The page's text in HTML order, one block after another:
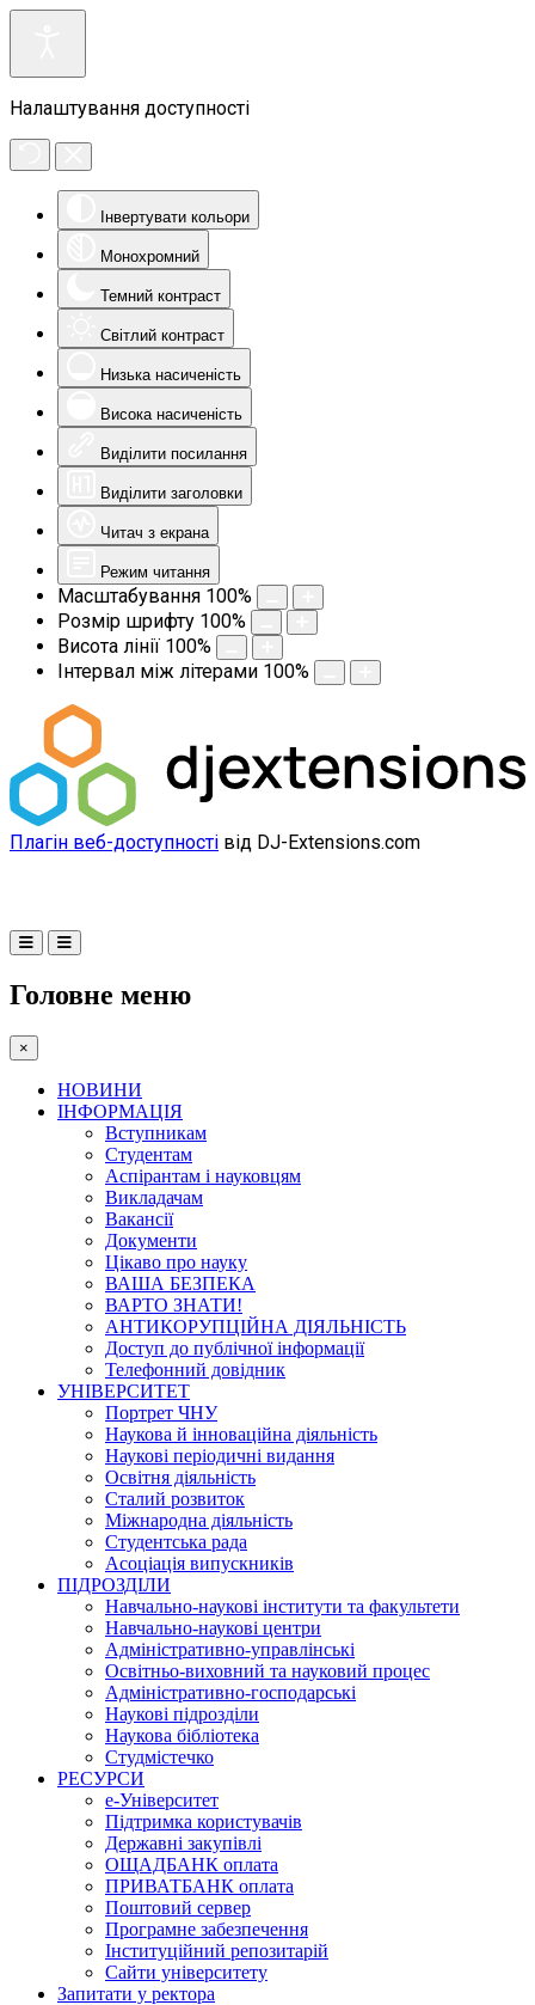
Налаштування доступності
Інвертувати кольори
Монохромний
Темний контраст
Світлий контраст
Низька насиченість
Висока насиченість
Виділити посилання
Виділити заголовки
Читач з екрана
Режим читання
Масштабування 100%
Розмір шрифту 100%
Висота лінії 100%
Інтервал між літерами 100%
Плагін веб-доступності від DJ-Extensions.com
Головне меню
×
НОВИНИ
ІНФОРМАЦІЯ
Вступникам
Студентам
Аспірантам і науковцям
Викладачам
Вакансії
Документи
Цікаво про науку
ВАША БЕЗПЕКА
ВАРТО ЗНАТИ!
АНТИКОРУПЦІЙНА ДІЯЛЬНІСТЬ
Доступ до публічної інформації
Телефонний довідник
УНІВЕРСИТЕТ
Портрет ЧНУ
Наукова й інноваційна діяльність
Наукові періодичні видання
Освітня діяльність
Сталий розвиток
Міжнародна діяльність
Студентська рада
Асоціація випускників
ПІДРОЗДІЛИ
Навчально-наукові інститути та факультети
Навчально-наукові центри
Адміністративно-управлінські
Освітньо-виховний та науковий процес
Адміністративно-господарські
Наукові підрозділи
Наукова бібліотека
Студмістечко
РЕСУРСИ
е-Університет
Підтримка користувачів
Державні закупівлі
ОЩАДБАНК оплата
ПРИВАТБАНК оплата
Поштовий сервер
Програмне забезпечення
Інституційний репозитарій
Сайти університету
Запитати у ректора